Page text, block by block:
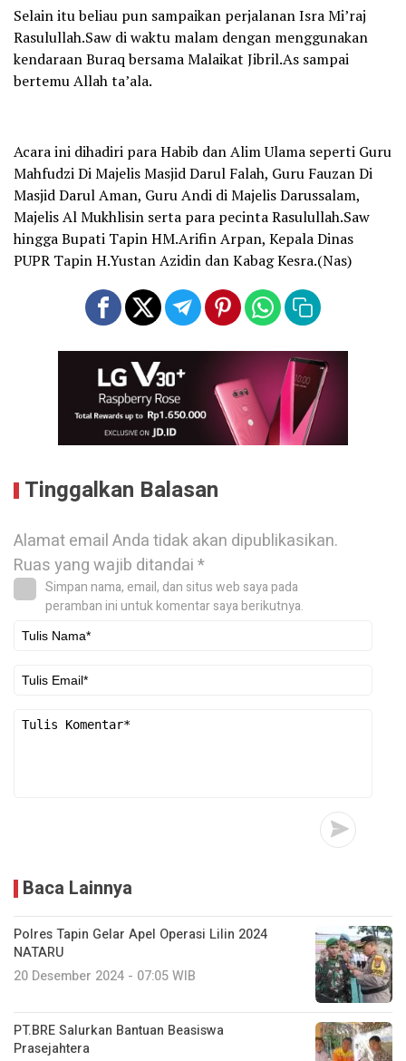
Selain itu beliau pun sampaikan perjalanan Isra Mi’raj
Rasulullah.Saw di waktu malam dengan menggunakan
kendaraan Buraq bersama Malaikat Jibril.As sampai
bertemu Allah ta’ala.
Acara ini dihadiri para Habib dan Alim Ulama seperti Guru
Mahfudzi Di Majelis Masjid Darul Falah, Guru Fauzan Di
Masjid Darul Aman, Guru Andi di Majelis Darussalam,
Majelis Al Mukhlisin serta para pecinta Rasulullah.Saw
hingga Bupati Tapin HM.Arifin Arpan, Kepala Dinas
PUPR Tapin H.Yustan Azidin dan Kabag Kesra.(Nas)
Tinggalkan Balasan
Alamat email Anda tidak akan dipublikasikan.
Ruas yang wajib ditandai*
Simpan nama, email, dan situs web saya pada
peramban ini untuk komentar saya berikutnya.
Baca Lainnya
Polres Tapin Gelar Apel Operasi Lilin 2024
NATARU
20 Desember 2024 - 07:05 WIB
PT.BRE Salurkan Bantuan Beasiswa
Prasejahtera